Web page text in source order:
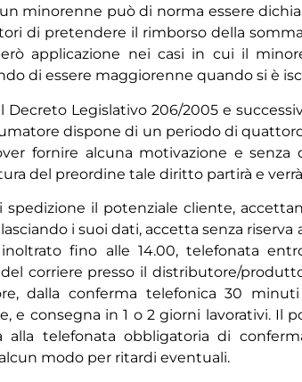
minorenne può di norma essere
di pretendere il rimborso della
applicazione nei casi in cui il
di essere maggiorenne quando si è
Decreto Legislativo 206/2005 e
dispone di un periodo di
fornire alcuna motivazione e
del preordine tale diritto partirà e
il potenziale cliente,
i suoi dati, accetta senza
inoltrato fino alle 14.00, telefonata
corriere presso il distributore/
dalla conferma telefonica 30
e consegna in 1 o 2 giorni lavorativi. Il
alla telefonata obbligatoria di
modo per ritardi eventuali.